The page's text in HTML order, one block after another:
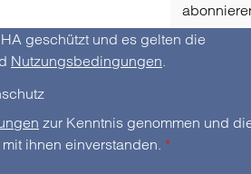
geschützt und es gelten die
Nutzungsbedingungen.
ihnen einverstanden. *